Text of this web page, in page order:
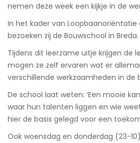
nemen deze week een kijkje in de
In het kader van Loopbaanoriëntatie
bezoeken zij de Bouwschool in Breda.
Tijdens dit leerzame uitje krijgen de
mogen ze zelf ervaren wat er
verschillende werkzaamheden in de
De school laat weten: ‘Een mooie
waar hun talenten liggen en wie
hier de basis gelegd voor een
Ook woensdag en donderdag (23-